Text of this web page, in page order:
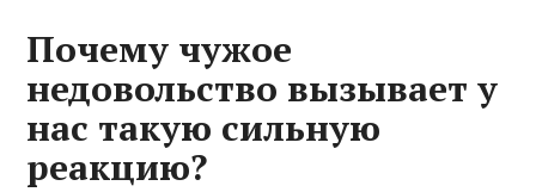
Почему чужое
недовольство вызывает у
нас такую сильную
реакцию?